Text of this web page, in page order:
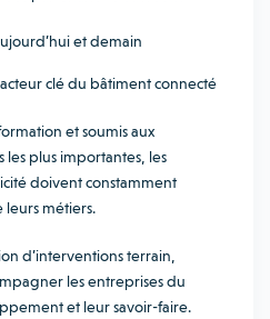
et demain
clé du bâtiment connecté
et soumis aux
plus importantes, les
doivent constamment
leurs métiers.
d’interventions terrain,
les entreprises du
et leur savoir-faire.